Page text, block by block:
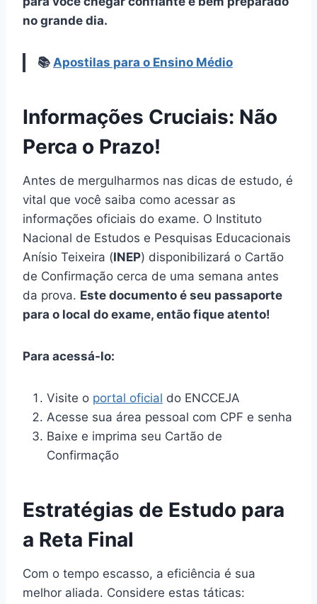
no grande dia.
📚 Apostilas para o Ensino Médio
Informações Cruciais: Não
Perca o Prazo!
Antes de mergulharmos nas dicas de estudo, é
vital que você saiba como acessar as
informações oficiais do exame. O Instituto
Nacional de Estudos e Pesquisas Educacionais
Anísio Teixeira (INEP) disponibilizará o Cartão
de Confirmação cerca de uma semana antes
da prova. Este documento é seu passaporte
para o local do exame, então fique atento!
Para acessá-lo:
Visite o portal oficial do ENCCEJA
Acesse sua área pessoal com CPF e senha
Baixe e imprima seu Cartão de
Confirmação
Estratégias de Estudo para
a Reta Final
Com o tempo escasso, a eficiência é sua
melhor aliada. Considere estas táticas: